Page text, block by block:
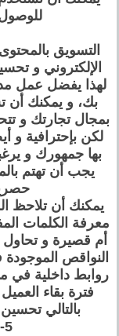
التسويق
الإلكتروني و
لهذا يفضل عمل
بك، و يمكنك أن
بمجال تجارتك و
لكن بإحترافية و
بها جمهورك و
يجب أن تهتم
يمكنك أن تلاحظ
معرفة الكلمات
أم قصيرة و
النواقص
روابط داخلية في
فترة بقاء
بالتالي
5- الإهتمام بالباك لينكس